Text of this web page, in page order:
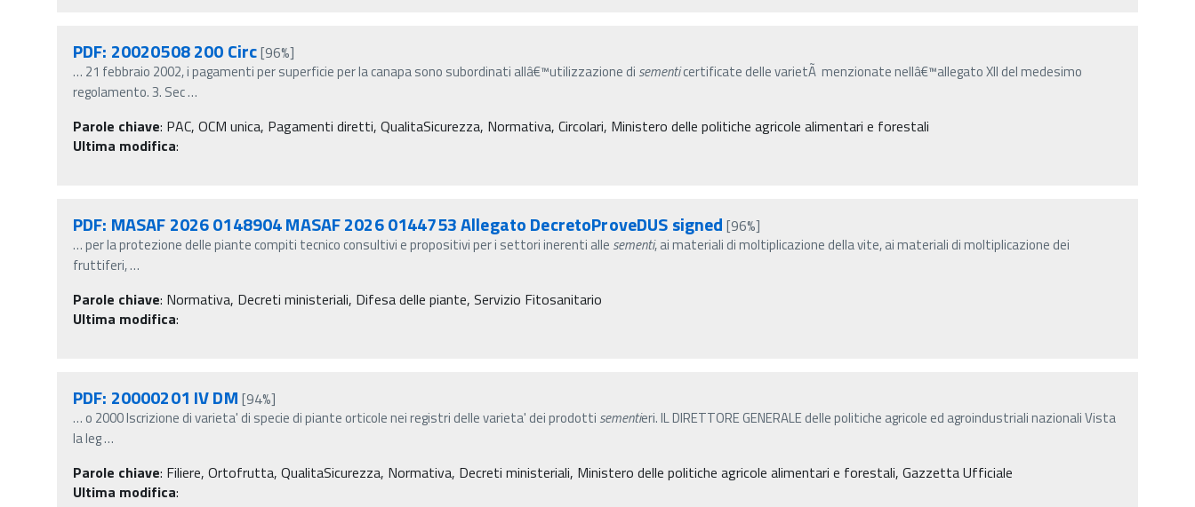
PDF: 20020508 200 Circ[96%]
… 21 febbraio 2002, i pagamenti per superficie per la canapa sono subordinati allâ€™utilizzazione di sementicertificate delle varietÃ menzionate nellâ€™allegato XII del medesimo
regolamento. 3. Sec…
Parole chiave: PAC, OCM unica, Pagamenti diretti, QualitaSicurezza, Normativa, Circolari, Ministero delle politiche agricole alimentari e forestali
Ultima modifica:
PDF: MASAF 2026 0148904 MASAF 2026 0144753 Allegato DecretoProveDUS signed [96%]
…per la protezione delle piante compiti tecnico consultivi e propositivi per i settori inerenti alle sementi, ai materiali di moltiplicazione della vite, ai materiali di moltiplicazione dei
fruttiferi,…
Parole chiave: Normativa, Decreti ministeriali, Difesa delle piante, Servizio Fitosanitario
Ultima modifica:
PDF: 20000201 IV DM [94%]
… o 2000 Iscrizione di varieta' di specie di piante orticole nei registri delle varieta' dei prodotti sementieri. IL DIRETTORE GENERALE delle politiche agricole ed agroindustriali nazionali Vista
la leg…
Parole chiave: Filiere, Ortofrutta, QualitaSicurezza, Normativa, Decreti ministeriali, Ministero delle politiche agricole alimentari e forestali, Gazzetta Ufficiale
Ultima modifica: